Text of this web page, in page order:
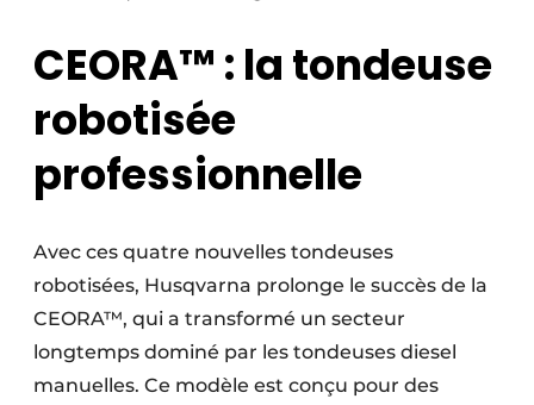
CEORA™ : la tondeuse
robotisée
professionnelle
Avec ces quatre nouvelles tondeuses
robotisées, Husqvarna prolonge le succès de la
CEORA™, qui a transformé un secteur
longtemps dominé par les tondeuses diesel
manuelles. Ce modèle est conçu pour des